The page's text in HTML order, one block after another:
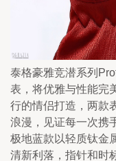
泰格豪雅竞潜系列
表，将优雅与性能完
行的情侣打造，两款
浪漫，见证每一次携
极地蓝款以轻质钛金
清新利落，指针和时